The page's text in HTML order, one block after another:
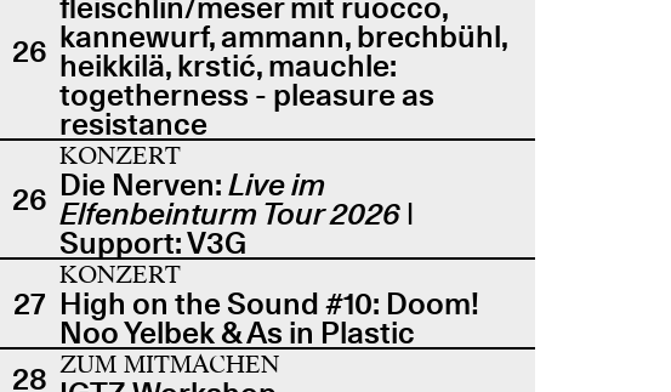
26
fleischlin/meser mit ruocco,
kannewurf, ammann, brechbühl,
heikkilä, krstić, mauchle:
togetherness - pleasure as
resistance
26
KONZERT
Die Nerven:Live im
Elfenbeinturm Tour 2026 |
Support: V3G
27
KONZERT
High on the Sound #10: Doom!
Noo Yelbek & As in Plastic
28 ZUM MITMACHEN